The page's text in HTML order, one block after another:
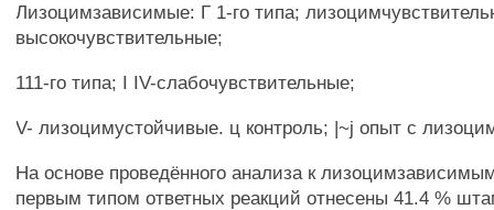
Лизоцимзависимые: Г 1-го типа;
высокочувствительные;
111-го типа; I IV-слабочувствительные;
V- лизоцимустойчивые. ц контроль; |~j опыт с
На основе проведённого анализа к
первым типом ответных реакций отнесены 41.4 %